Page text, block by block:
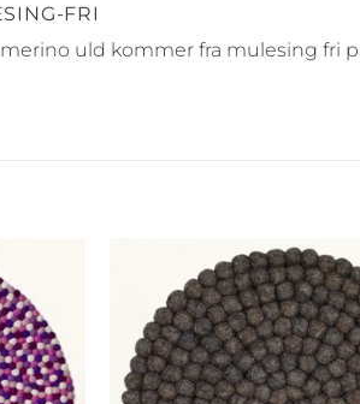
FRI
merino uld kommer fra mulesing fri